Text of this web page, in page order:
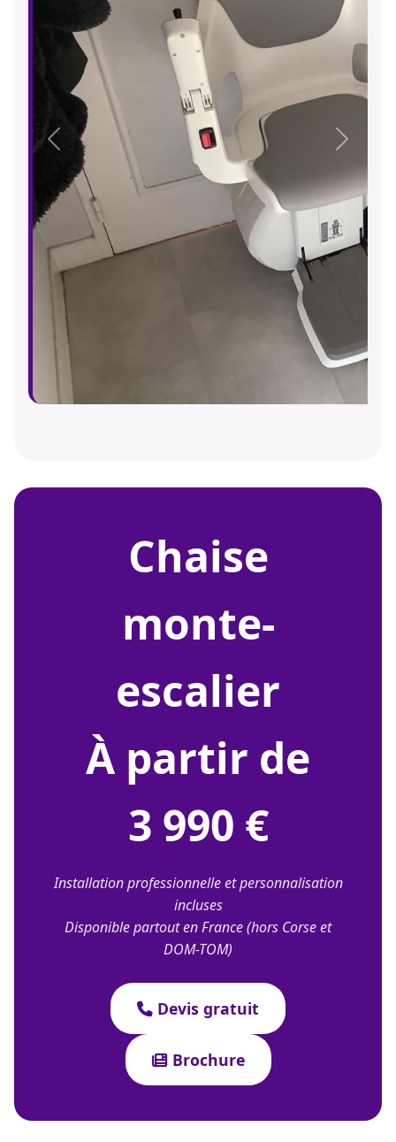
Précédent Suivant
chaise
monte-
escalier
À partir de
3 990 €
Installation professionnelle et personnalisation
incluses
Disponible partout en France (hors Corse et
DOM-TOM)
Devis gratuit
Brochure